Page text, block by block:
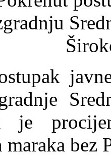
je
bez